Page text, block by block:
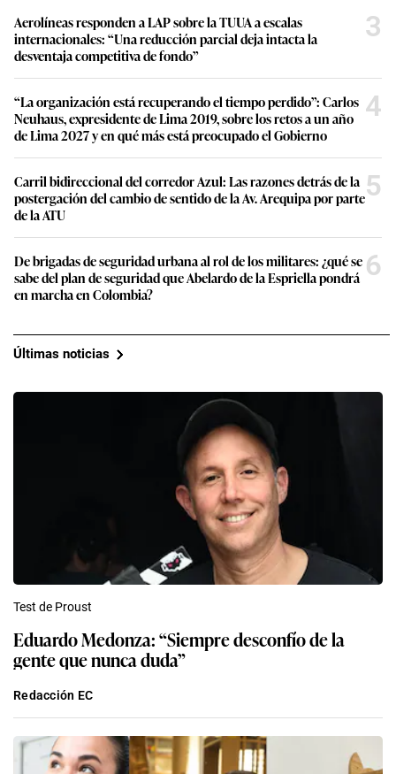
Aerolíneas responden a LAP sobre la TUUA a escalas
internacionales: “Una reducción parcial deja intacta la
desventaja competitiva de fondo”
3
“La organización está recuperando el tiempo perdido”: Carlos
Neuhaus, expresidente de Lima 2019, sobre los retos a un año
de Lima 2027 y en qué más está preocupado el Gobierno
4
Carril bidireccional del corredor Azul: Las razones detrás de la
postergación del cambio de sentido de la Av. Arequipa por parte
de la ATU
5
De brigadas de seguridad urbana al rol de los militares: ¿qué se
sabe del plan de seguridad que Abelardo de la Espriella pondrá
en marcha en Colombia?
6
Últimas noticias
Test de Proust
Eduardo Medonza: “Siempre desconfío de la
gente que nunca duda”
Redacción EC